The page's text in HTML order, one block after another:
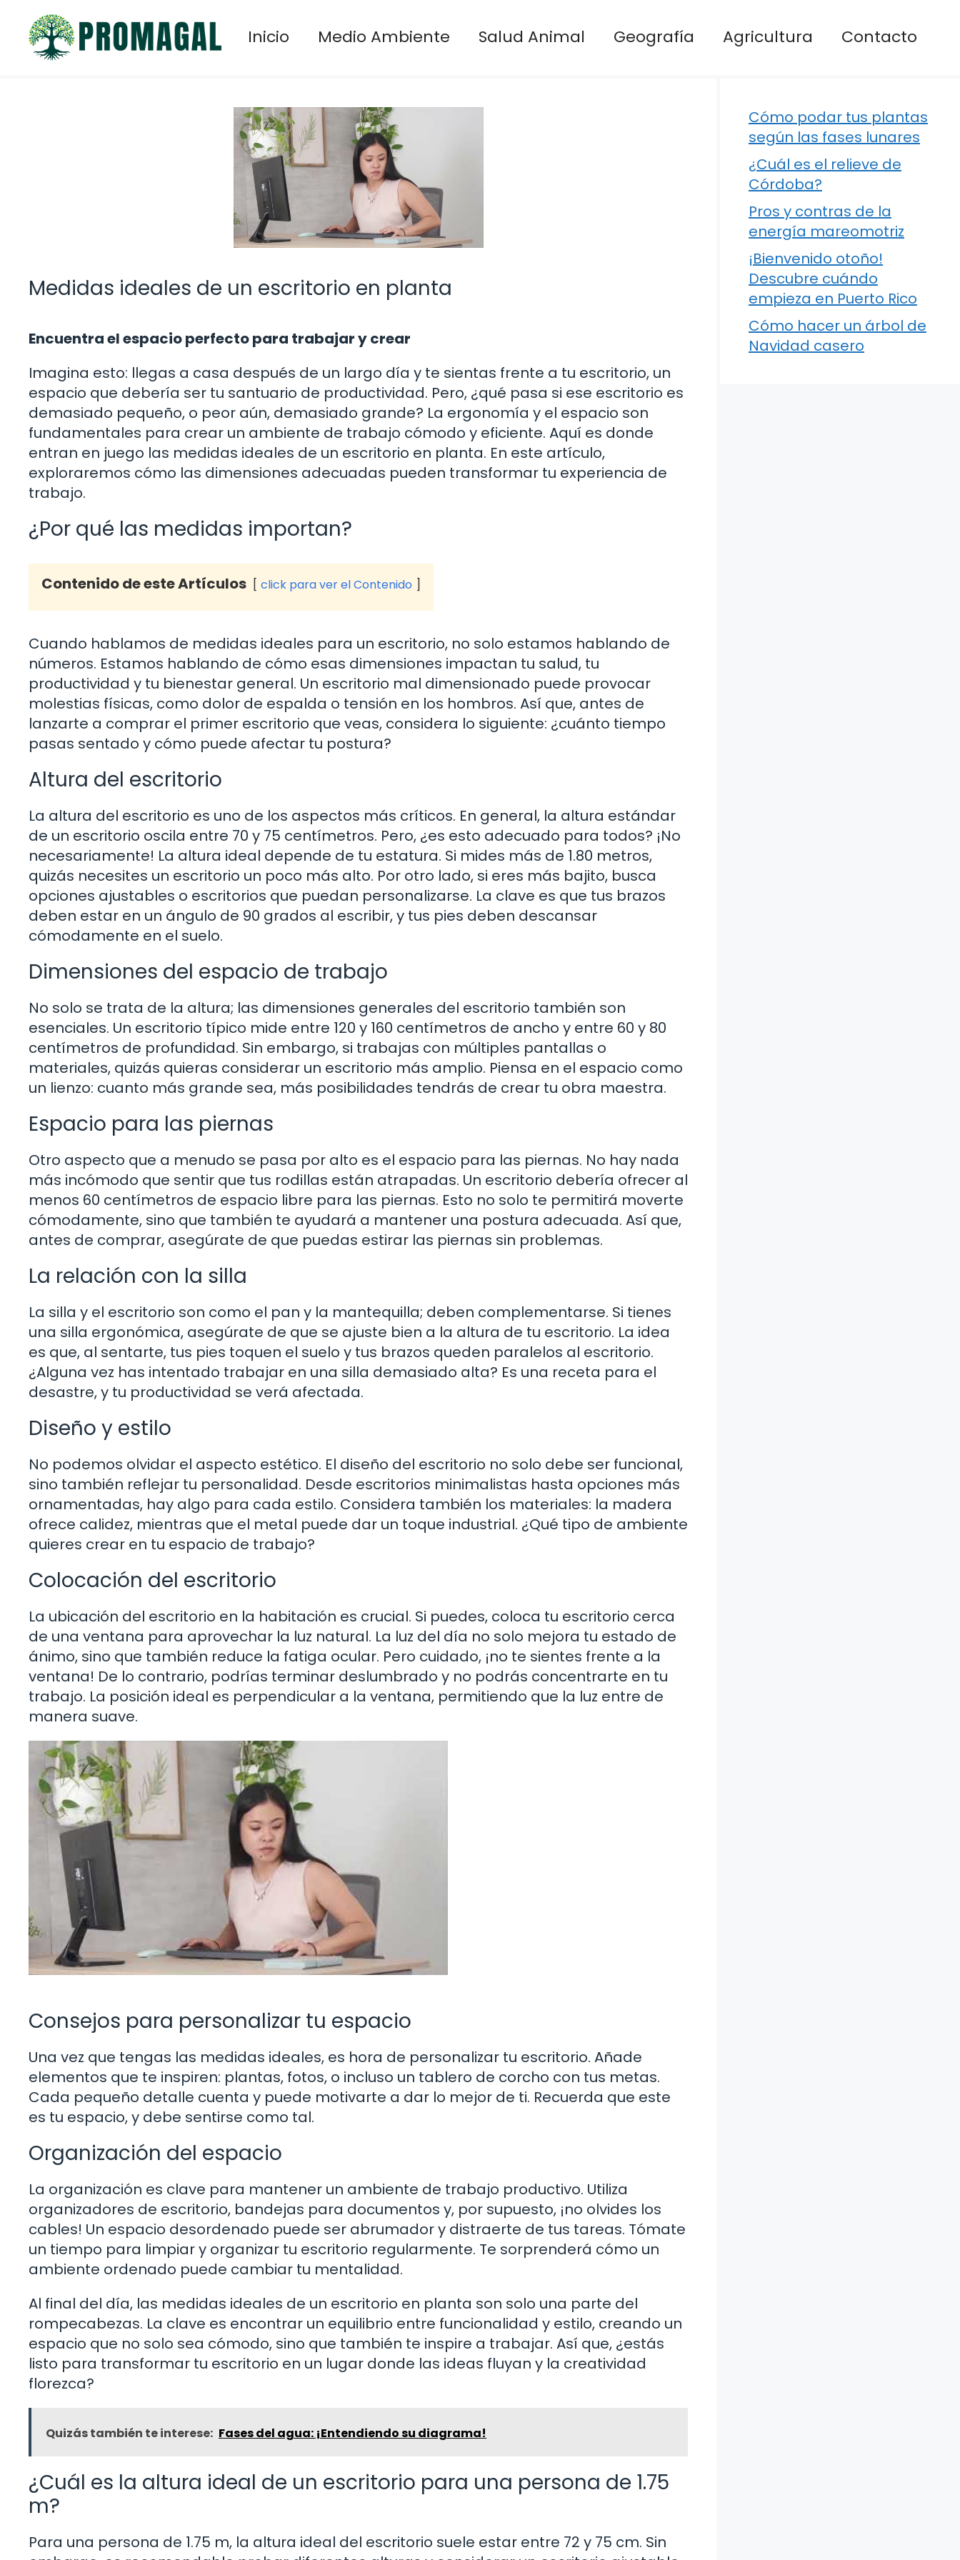
contenido
Inicio Medio Ambiente Salud Animal Geografía Agricultura Contacto
Medidas ideales de un escritorio en planta
Encuentra el espacio perfecto para trabajar y crear
Imagina esto: llegas a casa después de un largo día y te sientas frente a tu escritorio, un
espacio que debería ser tu santuario de productividad. Pero, ¿qué pasa si ese escritorio es
demasiado pequeño, o peor aún, demasiado grande? La ergonomía y el espacio son
fundamentales para crear un ambiente de trabajo cómodo y eficiente. Aquí es donde
entran en juego las medidas ideales de un escritorio en planta. En este artículo,
exploraremos cómo las dimensiones adecuadas pueden transformar tu experiencia de
trabajo.
¿Por qué las medidas importan?
Contenido de este Artículos click para ver el Contenido
Cuando hablamos de medidas ideales para un escritorio, no solo estamos hablando de
números. Estamos hablando de cómo esas dimensiones impactan tu salud, tu
productividad y tu bienestar general. Un escritorio mal dimensionado puede provocar
molestias físicas, como dolor de espalda o tensión en los hombros. Así que, antes de
lanzarte a comprar el primer escritorio que veas, considera lo siguiente: ¿cuánto tiempo
pasas sentado y cómo puede afectar tu postura?
Altura del escritorio
La altura del escritorio es uno de los aspectos más críticos. En general, la altura estándar
de un escritorio oscila entre 70 y 75 centímetros. Pero, ¿es esto adecuado para todos? ¡No
necesariamente! La altura ideal depende de tu estatura. Si mides más de 1.80 metros,
quizás necesites un escritorio un poco más alto. Por otro lado, si eres más bajito, busca
opciones ajustables o escritorios que puedan personalizarse. La clave es que tus brazos
deben estar en un ángulo de 90 grados al escribir, y tus pies deben descansar
cómodamente en el suelo.
Dimensiones del espacio de trabajo
No solo se trata de la altura; las dimensiones generales del escritorio también son
esenciales. Un escritorio típico mide entre 120 y 160 centímetros de ancho y entre 60 y 80
centímetros de profundidad. Sin embargo, si trabajas con múltiples pantallas o
materiales, quizás quieras considerar un escritorio más amplio. Piensa en el espacio como
un lienzo: cuanto más grande sea, más posibilidades tendrás de crear tu obra maestra.
Espacio para las piernas
Otro aspecto que a menudo se pasa por alto es el espacio para las piernas. No hay nada
más incómodo que sentir que tus rodillas están atrapadas. Un escritorio debería ofrecer al
menos 60 centímetros de espacio libre para las piernas. Esto no solo te permitirá moverte
cómodamente, sino que también te ayudará a mantener una postura adecuada. Así que,
antes de comprar, asegúrate de que puedas estirar las piernas sin problemas.
La relación con la silla
La silla y el escritorio son como el pan y la mantequilla; deben complementarse. Si tienes
una silla ergonómica, asegúrate de que se ajuste bien a la altura de tu escritorio. La idea
es que, al sentarte, tus pies toquen el suelo y tus brazos queden paralelos al escritorio.
¿Alguna vez has intentado trabajar en una silla demasiado alta? Es una receta para el
desastre, y tu productividad se verá afectada.
Diseño y estilo
No podemos olvidar el aspecto estético. El diseño del escritorio no solo debe ser funcional,
sino también reflejar tu personalidad. Desde escritorios minimalistas hasta opciones más
ornamentadas, hay algo para cada estilo. Considera también los materiales: la madera
ofrece calidez, mientras que el metal puede dar un toque industrial. ¿Qué tipo de ambiente
quieres crear en tu espacio de trabajo?
Colocación del escritorio
La ubicación del escritorio en la habitación es crucial. Si puedes, coloca tu escritorio cerca
de una ventana para aprovechar la luz natural. La luz del día no solo mejora tu estado de
ánimo, sino que también reduce la fatiga ocular. Pero cuidado, ¡no te sientes frente a la
ventana! De lo contrario, podrías terminar deslumbrado y no podrás concentrarte en tu
trabajo. La posición ideal es perpendicular a la ventana, permitiendo que la luz entre de
manera suave.
Consejos para personalizar tu espacio
Una vez que tengas las medidas ideales, es hora de personalizar tu escritorio. Añade
elementos que te inspiren: plantas, fotos, o incluso un tablero de corcho con tus metas.
Cada pequeño detalle cuenta y puede motivarte a dar lo mejor de ti. Recuerda que este
es tu espacio, y debe sentirse como tal.
Organización del espacio
La organización es clave para mantener un ambiente de trabajo productivo. Utiliza
organizadores de escritorio, bandejas para documentos y, por supuesto, ¡no olvides los
cables! Un espacio desordenado puede ser abrumador y distraerte de tus tareas. Tómate
un tiempo para limpiar y organizar tu escritorio regularmente. Te sorprenderá cómo un
ambiente ordenado puede cambiar tu mentalidad.
Al final del día, las medidas ideales de un escritorio en planta son solo una parte del
rompecabezas. La clave es encontrar un equilibrio entre funcionalidad y estilo, creando un
espacio que no solo sea cómodo, sino que también te inspire a trabajar. Así que, ¿estás
listo para transformar tu escritorio en un lugar donde las ideas fluyan y la creatividad
florezca?
Quizás también te interese: Fases del agua: ¡Entendiendo su diagrama!
¿Cuál es la altura ideal de un escritorio para una persona de 1.75
m?
Para una persona de 1.75 m, la altura ideal del escritorio suele estar entre 72 y 75 cm. Sin
Cómo podar tus plantas
según las fases lunares
¿Cuál es el relieve de
Córdoba?
Pros y contras de la
energía mareomotriz
¡Bienvenido otoño!
Descubre cuándo
empieza en Puerto Rico
Cómo hacer un árbol de
Navidad casero